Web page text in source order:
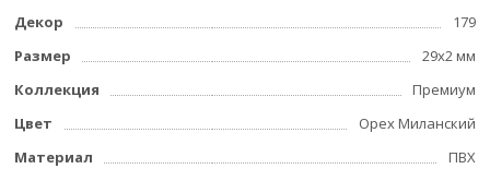
Декор
179
Размер
29x2 мм
Коллекция
Премиум
Цвет
Орех Миланский
Материал
ПВХ